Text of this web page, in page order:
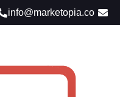
info@marketopia.co